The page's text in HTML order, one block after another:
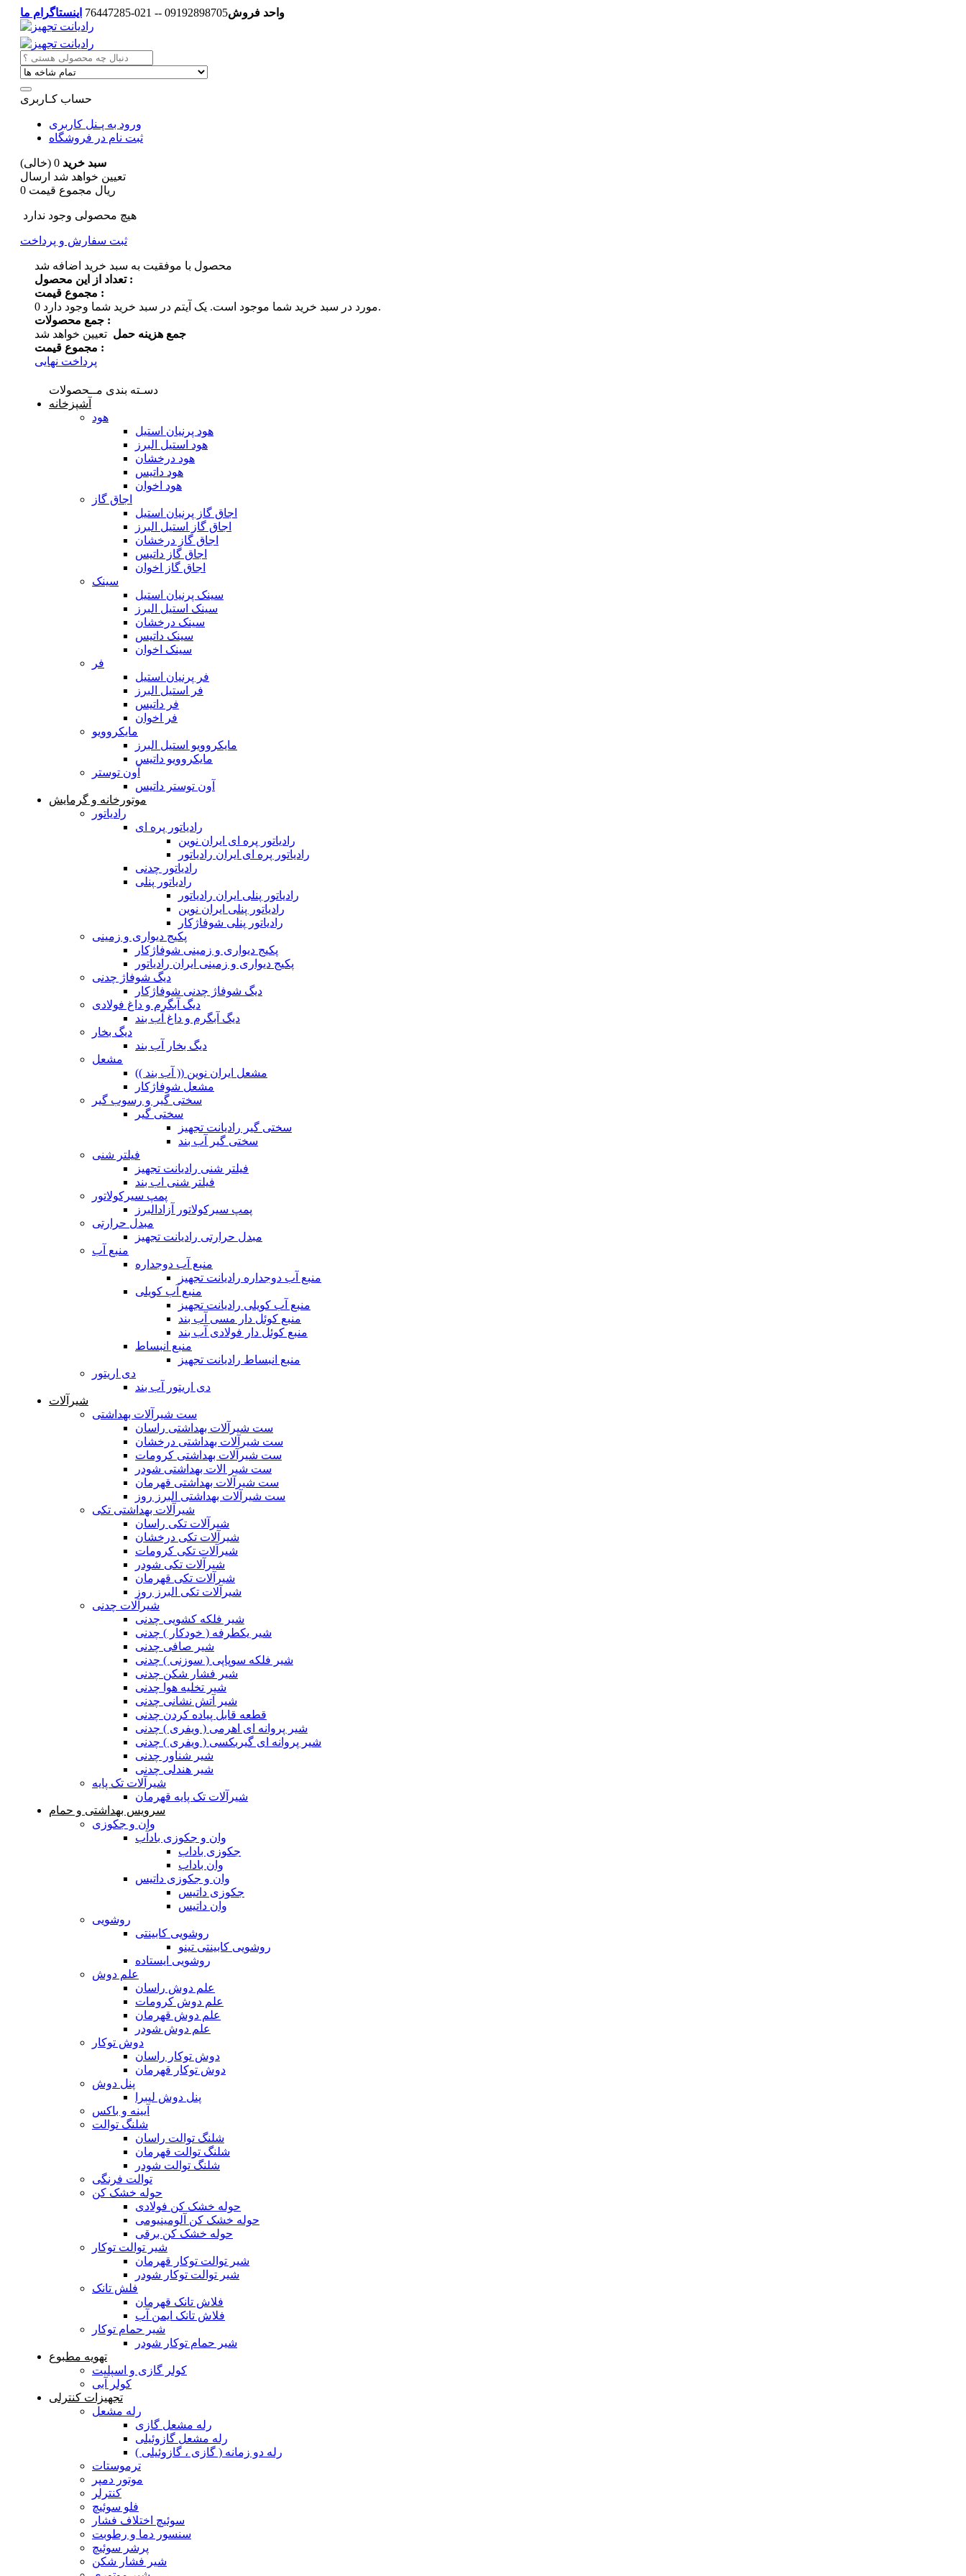
واحد فروش09192898705 -- 021-76447285 اینستاگرام ما
حساب کـاربری
ورود به پـنل کاربری
ثبت نام در فروشگاه
سبد خرید 0 (خالی)
تعیین خواهد شد ارسال
0 ریال مجموع قیمت
هیچ محصولی وجود ندارد
ثبت سفارش و پرداخت
محصول با موفقیت به سبد خرید اضافه شد
تعداد از این محصول :
مجموع قیمت :
0
مورد در سبد خرید شما موجود است.یک آیتم در سبد خرید شما وجود دارد.
جمع محصولات :
جمع هزینه حمل تعیین خواهد شد
مجموع قیمت :
پرداخت نهایی
دسـته بندی مــحصولات
آشپزخانه
هود
هود پرنیان استیل
هود استیل البرز
هود درخشان
هود داتیس
هود اخوان
اجاق گاز
اجاق گاز پرنیان استیل
اجاق گاز استیل البرز
اجاق گاز درخشان
اجاق گاز داتیس
اجاق گاز اخوان
سینک
سینک پرنیان استیل
سینک استیل البرز
سینک درخشان
سینک داتیس
سینک اخوان
فر
فر پرنیان استیل
فر استیل البرز
فر داتیس
فر اخوان
مایکروویو
مایکروویو استیل البرز
مایکروویو داتیس
آون توستر
آون توستر داتیس
موتورخانه و گرمایش
رادیاتور
رادیاتور پره ای
رادیاتور پره ای ایران نوین
رادیاتور پره ای ایران رادیاتور
رادیاتور چدنی
رادیاتور پنلی
رادیاتور پنلی ایران رادیاتور
رادیاتور پنلی ایران نوین
رادیاتور پنلی شوفاژکار
پکیج دیواری و زمینی
پکیج دیواری و زمینی شوفاژکار
پکیج دیواری و زمینی ایران رادیاتور
دیگ شوفاژ چدنی
دیگ شوفاژ چدنی شوفاژکار
دیگ آبگرم و داغ فولادی
دیگ آبگرم و داغ آب بند
دیگ بخار
دیگ بخار آب بند
مشعل
مشعل ایران نوین (( آب بند ))
مشعل شوفاژکار
سختی گیر و رسوب گیر
سختی گیر
سختی گیر رادیانت تجهیز
سختی گیر آب بند
فیلتر شنی
فیلتر شنی رادیانت تجهیز
فیلتر شنی اب بند
پمپ سیرکولاتور
پمپ سیرکولاتور آزادالبرز
مبدل حرارتی
مبدل حرارتی رادیانت تجهیز
منبع آب
منبع آب دوجداره
منبع آب دوجداره رادیانت تجهیز
منبع آب کویلی
منبع آب کویلی رادیانت تجهیز
منبع کوئل دار مسی آب بند
منبع کوئل دار فولادی آب بند
منبع انبساط
منبع انبساط رادیانت تجهیز
دی اریتور
دی اریتور آب بند
شیرآلات
ست شیرآلات بهداشتی
ست شیرآلات بهداشتی راسان
ست شیرآلات بهداشتی درخشان
ست شیرآلات بهداشتی کرومات
ست شیر الات بهداشتی شودر
ست شیرآلات بهداشتی قهرمان
ست شیرآلات بهداشتی البرز روز
شیرآلات بهداشتی تکی
شیرآلات تکی راسان
شیرآلات تکی درخشان
شیرآلات تکی کرومات
شیرآلات تکی شودر
شیرآلات تکی قهرمان
شیرآلات تکی البرز روز
شیرآلات چدنی
شیر فلکه کشویی چدنی
شیر یکطرفه ( خودکار ) چدنی
شیر صافی چدنی
شیر فلکه سوپاپی ( سوزنی ) چدنی
شیر فشار شکن چدنی
شیر تخلیه هوا چدنی
شیر آتش نشانی چدنی
قطعه قابل پیاده کردن چدنی
شیر پروانه ای اهرمی ( ویفری ) چدنی
شیر پروانه ای گیربکسی ( ویفری ) چدنی
شیر شناور چدنی
شیر هندلی چدنی
شیرآلات تک پایه
شیرآلات تک پایه قهرمان
سرویس بهداشتی و حمام
وان و جکوزی
وان و جکوزی بادآب
جکوزی باداب
وان باداب
وان و جکوزی داتیس
جکوزی داتیس
وان داتیس
روشویی
روشویی کابینتی
روشویی کابینتی تینو
روشویی‌ ایستاده
علم دوش
علم دوش راسان
علم دوش کرومات
علم دوش قهرمان
علم دوش شودر
دوش توکار
دوش توکار راسان
دوش توکار قهرمان
پنل دوش
پنل دوش لیبرا
آیینه و باکس
شلنگ توالت
شلنگ توالت راسان
شلنگ توالت قهرمان
شلنگ توالت شودر
توالت فرنگی
حوله خشک کن
حوله خشک کن فولادی
حوله خشک کن آلومینیومی
حوله خشک کن برقی
شیر توالت توکار
شیر توالت توکار قهرمان
شیر توالت توکار شودر
فلش تانک
فلاش تانک قهرمان
فلاش تانک ایمن آب
شیر حمام توکار
شیر حمام توکار شودر
تهویه مطبوع
کولر گازی و اسپلیت
کولر آبی
تجهیزات کنترلی
رله مشعل
رله مشعل گازی
رله مشعل گازوئیلی
رله دو زمانه ( گازی ، گازوئیلی )
ترموستات
موتور دمپر
کنترلر
فلو سوئیچ
سوئیچ اختلاف فشار
سنسور دما و رطوبت
پرشر سوئیچ
شیر فشار شکن